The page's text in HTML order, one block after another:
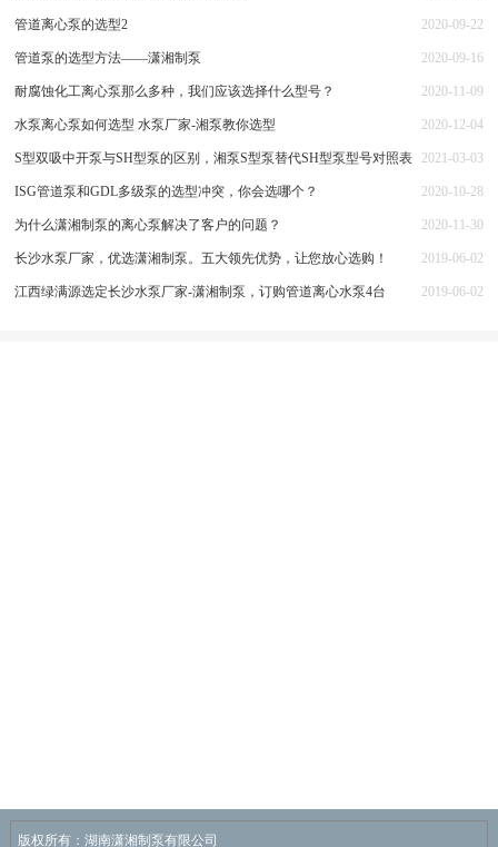
管道离心泵的选型2 2020-09-22
管道泵的选型方法——潇湘制泵 2020-09-16
耐腐蚀化工离心泵那么多种，我们应该选择什么型号？ 2020-11-09
水泵离心泵如何选型 水泵厂家-湘泵教你选型 2020-12-04
S型双吸中开泵与SH型泵的区别，湘泵S型泵替代SH型泵型号对照表 2021-03-03
ISG管道泵和GDL多级泵的选型冲突，你会选哪个？ 2020-10-28
为什么潇湘制泵的离心泵解决了客户的问题？ 2020-11-30
长沙水泵厂家，优选潇湘制泵。五大领先优势，让您放心选购！ 2019-06-02
江西绿满源选定长沙水泵厂家-潇湘制泵，订购管道离心水泵4台 2019-06-02
版权所有：湖南潇湘制泵有限公司